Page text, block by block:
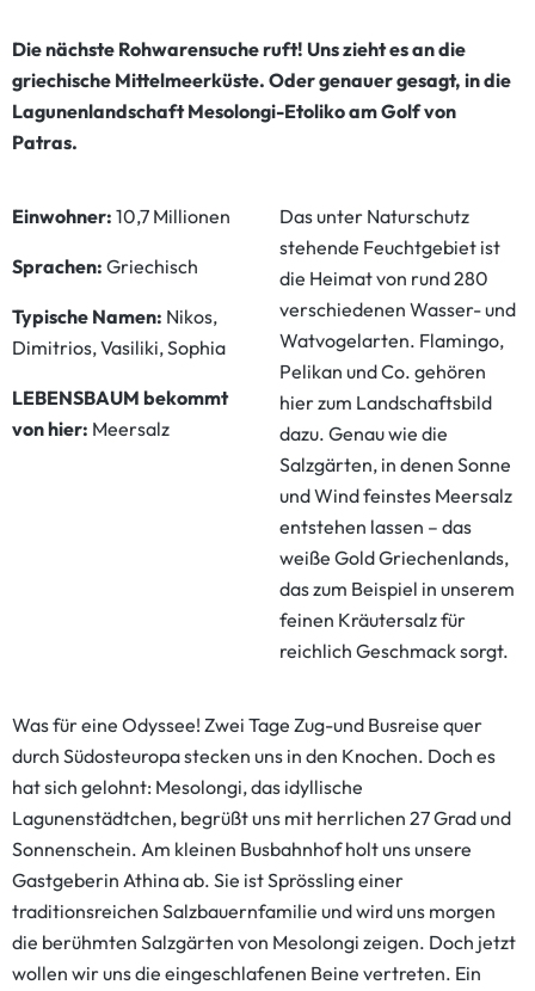
Die nächste Rohwarensuche ruft! Uns zieht es an die
griechische Mittelmeerküste. Oder genauer gesagt, in die
Lagunenlandschaft Mesolongi-Etoliko am Golf von
Patras.
Einwohner: 10,7 Millionen
Sprachen: Griechisch
Typische Namen: Nikos,
Dimitrios, Vasiliki, Sophia
LEBENSBAUM bekommt
von hier: Meersalz
Das unter Naturschutz
stehende Feuchtgebiet ist
die Heimat von rund 280
verschiedenen Wasser- und
Watvogelarten. Flamingo,
Pelikan und Co. gehören
hier zum Landschaftsbild
dazu. Genau wie die
Salzgärten, in denen Sonne
und Wind feinstes Meersalz
entstehen lassen – das
weiße Gold Griechenlands,
das zum Beispiel in unserem
feinen Kräutersalz für
reichlich Geschmack sorgt.
Was für eine Odyssee! Zwei Tage Zug-und Busreise quer
durch Südosteuropa stecken uns in den Knochen. Doch es
hat sich gelohnt: Mesolongi, das idyllische
Lagunenstädtchen, begrüßt uns mit herrlichen 27 Grad und
Sonnenschein. Am kleinen Busbahnhof holt uns unsere
Gastgeberin Athina ab. Sie ist Sprössling einer
traditionsreichen Salzbauernfamilie und wird uns morgen
die berühmten Salzgärten von Mesolongi zeigen. Doch jetzt
wollen wir uns die eingeschlafenen Beine vertreten. Ein